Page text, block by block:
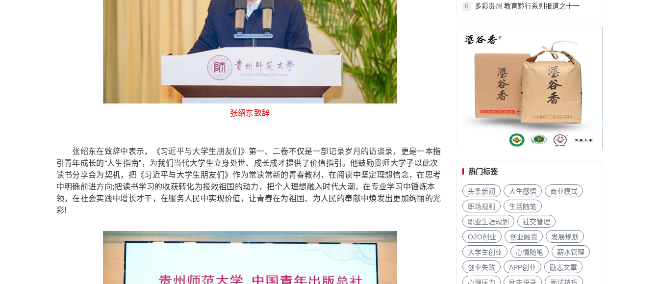
张绍东致辞
张绍东在致辞中表示，《习近平与大学生朋友们》第一、二卷不仅是一部记录岁月的访谈录，更是一本指
引青年成长的“人生指南”，为我们当代大学生立身处世、成长成才提供了价值指引。他鼓励贵师大学子以此次
读书分享会为契机，把《习近平与大学生朋友们》作为常读常新的青春教材，在阅读中坚定理想信念，在思考
中明确前进方向;把读书学习的收获转化为报效祖国的动力，把个人理想融入时代大潮，在专业学习中锤炼本
领，在社会实践中增长才干，在服务人民中实现价值，让青春在为祖国、为人民的奉献中焕发出更加绚丽的光
彩!
6 多彩贵州 教育黔行系列报道之十一
热门标签
头条新闻 人生感悟
商业模式
职场规则
生活随笔
职业生涯规划
社交管理
O2O创业
创业融资
发展规划
大学生创业
心情随笔
薪水管理
创业失败
APP创业
励志文章
心理压力
励志语录
面试技巧